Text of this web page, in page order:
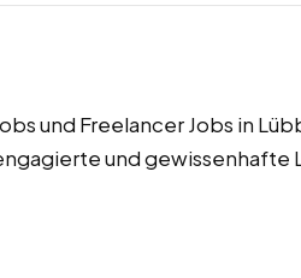
und Freelancer Jobs in
und gewissenhafte